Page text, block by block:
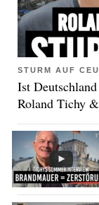
STURM AUF
Ist
Roland Tichy